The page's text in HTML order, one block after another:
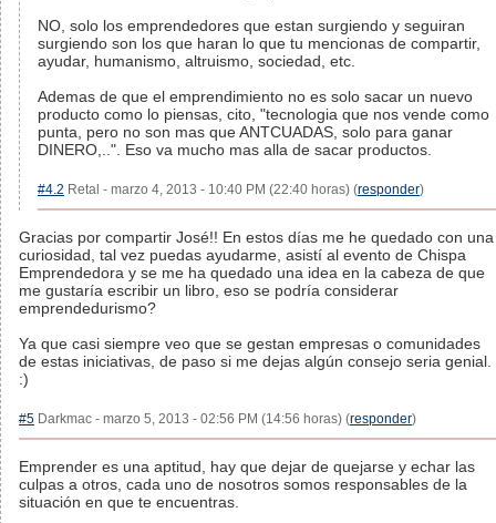
NO, solo los emprendedores que estan surgiendo y seguiran
surgiendo son los que haran lo que tu mencionas de compartir,
ayudar, humanismo, altruismo, sociedad, etc.
Ademas de que el emprendimiento no es solo sacar un nuevo
producto como lo piensas, cito, "tecnologia que nos vende como
punta, pero no son mas que ANTCUADAS, solo para ganar
DINERO,..". Eso va mucho mas alla de sacar productos.
#4.2 Retal - marzo 4, 2013 - 10:40 PM (22:40 horas) (responder)
Gracias por compartir José!! En estos días me he quedado con una
curiosidad, tal vez puedas ayudarme, asistí al evento de Chispa
Emprendedora y se me ha quedado una idea en la cabeza de que
me gustaría escribir un libro, eso se podría considerar
emprendedurismo?
Ya que casi siempre veo que se gestan empresas o comunidades
de estas iniciativas, de paso si me dejas algún consejo seria genial.
:)
#5 Darkmac - marzo 5, 2013 - 02:56 PM (14:56 horas) (responder)
Emprender es una aptitud, hay que dejar de quejarse y echar las
culpas a otros, cada uno de nosotros somos responsables de la
situación en que te encuentras.